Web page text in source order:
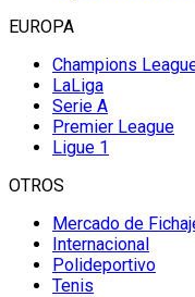
EUROPA
Champions
LaLiga
Serie A
Premier League
Ligue 1
OTROS
Mercado de
Internacional
Polideportivo
Tenis